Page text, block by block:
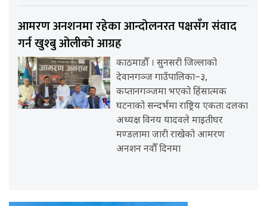
आमरण अनशनमा रहेका आन्दोलनरत पक्षसँग संवाद
गर्न खुश्बु ओलीको आग्रह
काठमाडौँ । सुनसरी जिल्लाको
देवानगञ्ज गाउँपालिका–३,
कप्तानगञ्जमा भएको हिंसात्मक
घटनाको सन्दर्भमा राष्ट्रिय एकता दलका
अध्यक्ष विनय यादवले माइतीघर
मण्डलामा जारी राखेको आमरण
अनशन नवौँ दिनमा